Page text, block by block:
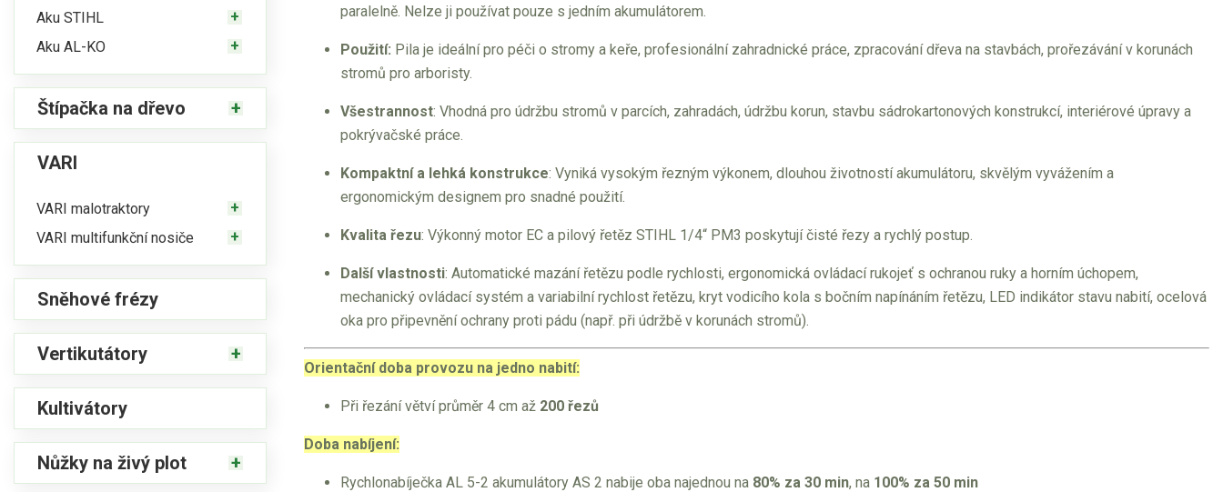
Aku STIHL
Aku AL-KO
Štípačka na dřevo
VARI
VARI malotraktory
VARI multifunkční nosiče
Sněhové frézy
Vertikutátory
Kultivátory
Nůžky na živý plot
paralelně. Nelze ji používat pouze s jedním akumulátorem.
Použití: Pila je ideální pro péči o stromy a keře, profesionální zahradnické práce, zpracování dřeva na stavbách, prořezávání v korunách
stromů pro arboristy.
Všestrannost: Vhodná pro údržbu stromů v parcích, zahradách, údržbu korun, stavbu sádrokartonových konstrukcí, interiérové úpravy a
pokrývačské práce.
Kompaktní a lehká konstrukce: Vyniká vysokým řezným výkonem, dlouhou životností akumulátoru, skvělým vyvážením a
ergonomickým designem pro snadné použití.
Kvalita řezu: Výkonný motor EC a pilový řetěz STIHL 1/4“ PM3 poskytují čisté řezy a rychlý postup.
Další vlastnosti: Automatické mazání řetězu podle rychlosti, ergonomická ovládací rukojeť s ochranou ruky a horním úchopem,
mechanický ovládací systém a variabilní rychlost řetězu, kryt vodicího kola s bočním napínáním řetězu, LED indikátor stavu nabití, ocelová
oka pro připevnění ochrany proti pádu (např. při údržbě v korunách stromů).
Orientační doba provozu na jedno nabití:
Při řezání větví průměr 4 cm až 200 řezů
Doba nabíjení:
Rychlonabíječka AL 5-2 akumulátory AS 2 nabije oba najednou na 80% za 30 min, na 100% za 50 min